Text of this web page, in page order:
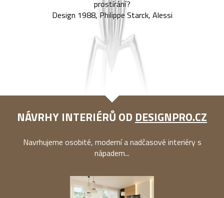
prostírání?
Design 1988, Philippe Starck, Alessi
NÁVRHY INTERIÉRŮ OD DESIGNPRO.CZ
Navrhujeme osobité, moderní a nadčasové interiéry s
nápadem...